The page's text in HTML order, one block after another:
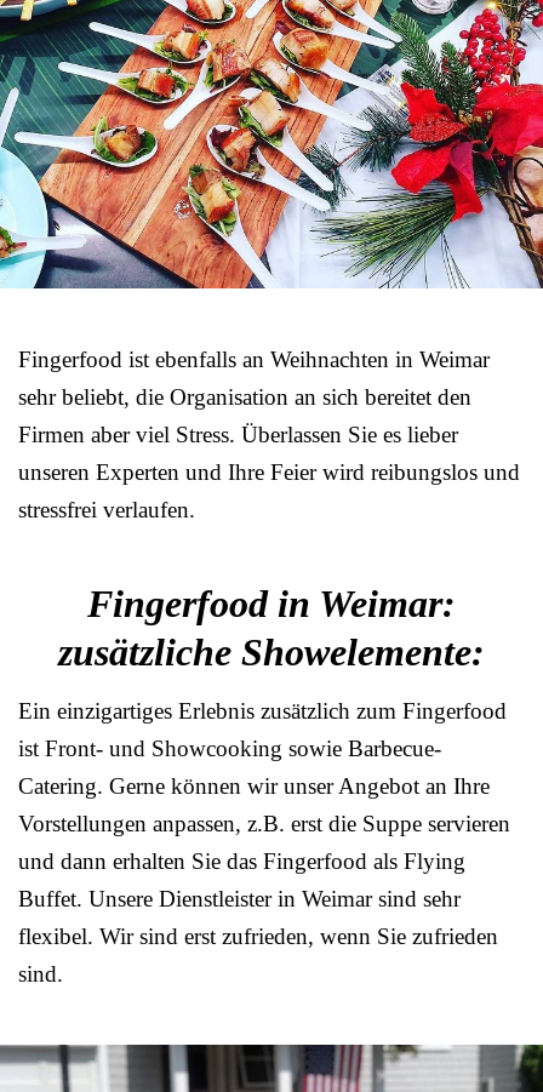
Fingerfood ist ebenfalls an Weihnachten in Weimar
sehr beliebt, die Organisation an sich bereitet den
Firmen aber viel Stress. Überlassen Sie es lieber
unseren Experten und Ihre Feier wird reibungslos und
stressfrei verlaufen.
Fingerfood in Weimar:
zusätzliche Showelemente:
Ein einzigartiges Erlebnis zusätzlich zum Fingerfood
ist Front- und Showcooking sowie Barbecue-
Catering. Gerne können wir unser Angebot an Ihre
Vorstellungen anpassen, z.B. erst die Suppe servieren
und dann erhalten Sie das Fingerfood als Flying
Buffet. Unsere Dienstleister in Weimar sind sehr
flexibel. Wir sind erst zufrieden, wenn Sie zufrieden
sind.